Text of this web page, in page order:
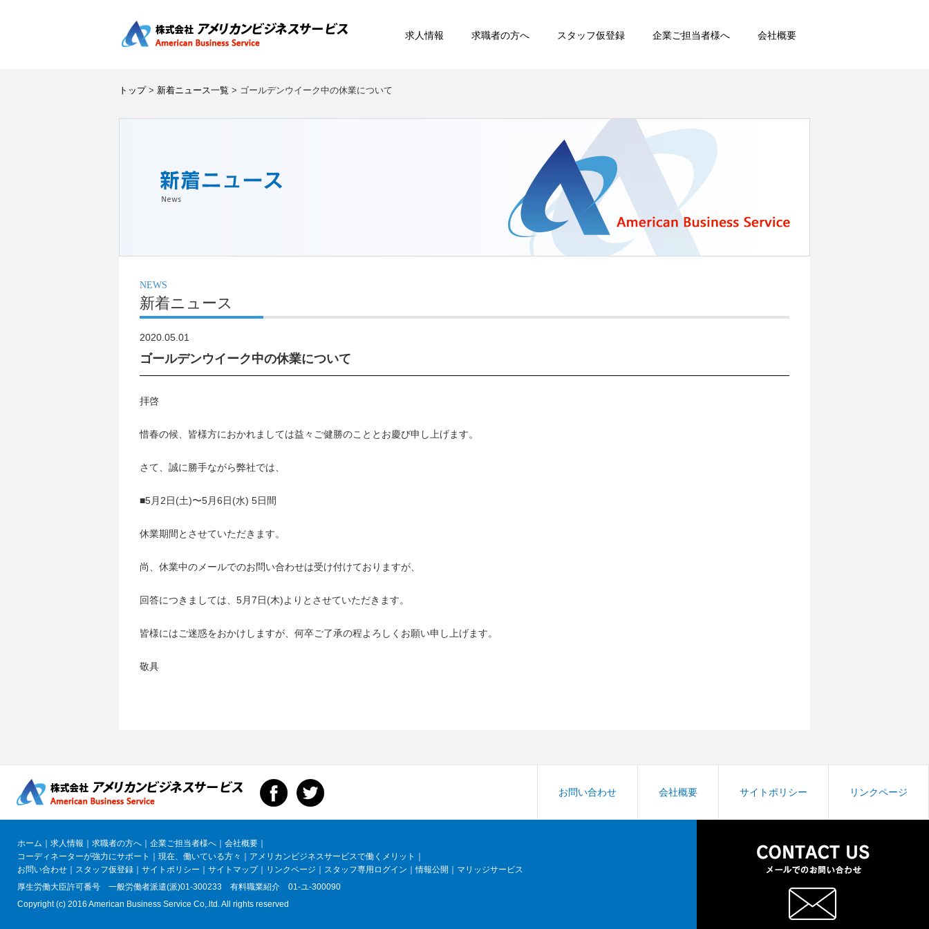
求人情報 求職者の方へ スタッフ仮登録 企業ご担当者様へ 会社概要
トップ> 新着ニュース一覧 > ゴールデンウイーク中の休業について
NEWS
新着ニュース
2020.05.01
ゴールデンウイーク中の休業について
拝啓
惜春の候、皆様方におかれましては益々ご健勝のこととお慶び申し上げます。
さて、誠に勝手ながら弊社では、
■5月2日(土)〜5月6日(水) 5日間
休業期間とさせていただきます。
尚、休業中のメールでのお問い合わせは受け付けておりますが、
回答につきましては、5月7日(木)よりとさせていただきます。
皆様にはご迷惑をおかけしますが、何卒ご了承の程よろしくお願い申し上げます。
敬具
お問い合わせ 会社概要 サイトポリシー リンクページ
ホーム 求人情報 求職者の方へ 企業ご担当者様へ 会社概要
コーディネーターが強力にサポート
現在、働いている方々 アメリカンビジネスサービスで働くメリット
お問い合わせ
スタッフ仮登録 サイトポリシー サイトマップ｜ リンクページ スタッフ専用ログイン ｜情報公開
マリッジサービス
厚生労働大臣許可番号 一般労働者派遣(派)01-300233 有料職業紹介 01-ユ-300090
Copyright (c) 2016 American Business Service Co,.ltd. All rights reserved